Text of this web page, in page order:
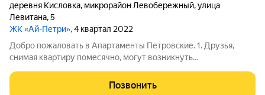
деревня Кисловка, микрорайон Левобережный,улица
Левитана,5
ЖК «Ай-Петри», 4 квартал 2022
Добро пожаловать в Апартаменты Петровские. 1. Друзья,
снимая квартиру помесячно, могут возникнуть
(покупка постельного белья, кастрюль, сковородок, утюга и
других мелочей для комфортного
Позвонить